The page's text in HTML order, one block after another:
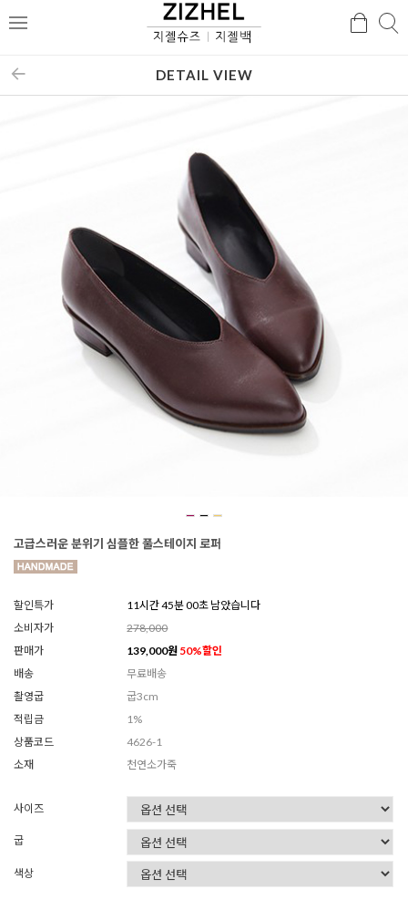
메
검
DETAIL VIEW
고급스러운 분위기 심플한 풀스테이지 로퍼
할인특가
11시간 44분 59초 남았습니다
소비자가
278,000
판매가
139,000원 50%할인
배송
무료배송
촬영굽
굽3cm
적립금
1%
상품코드
4626-1
소재
천연소가죽
사이즈
굽
색상